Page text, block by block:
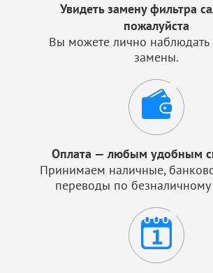
Увидеть замену фильтра
пожалуйста
Вы можете лично наблюдать
замены.
Оплата — любым удобным
Принимаем наличные,
переводы по безналичному